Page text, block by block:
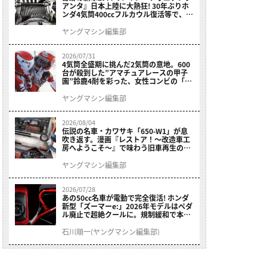
アンタ』日本上陸に大熱狂! 30年ぶりホ
ンダ4気筒400ccフルカウル復活等で、ロ
ニュース振り返り】
ヤングマシン編集部
2026/07/31
4気筒全盛期に挑んだ2気筒の意地。600
台が殺到した”アマチュアレースの甲子
園”鈴鹿4耐を彩った、女性コンビの「ス
ヤングマシン編集部
2026/08/04
伝説の名車・カワサキ「650-W1」が息
吹き返す。漫画『レストア！～改造車工
房へようこそ～』で味わう旧車再生のロ
ヤングマシン編集部
2026/07/28
あの50cc名車が電動で完全復活! ホンダ
新型「ズーマーe:」2026年モデルはペダ
ル廃止で超絶クールに。規制緩和で本来
石川順一(ヤングマシン編集部)